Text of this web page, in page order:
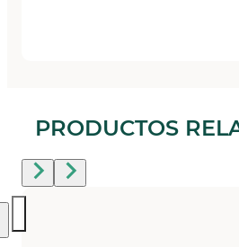
PRODUCTOS